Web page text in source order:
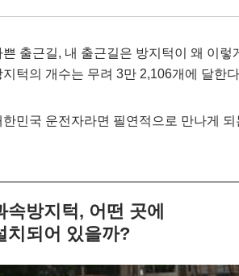
쁜 출근길, 내 출근길은 방지턱이 왜 이
지턱의 개수는 무려 3만 2,106개에 달한
한민국 운전자라면 필연적으로 만나게
속방지턱, 어떤 곳에
치되어 있을까?